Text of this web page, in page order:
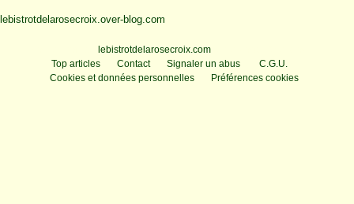
lebistrotdelarosecroix.over-blog.com
lebistrotdelarosecroix.com
Top articles
Contact Signaler un abus
C.G.U.
Cookies et données personnelles
Préférences cookies